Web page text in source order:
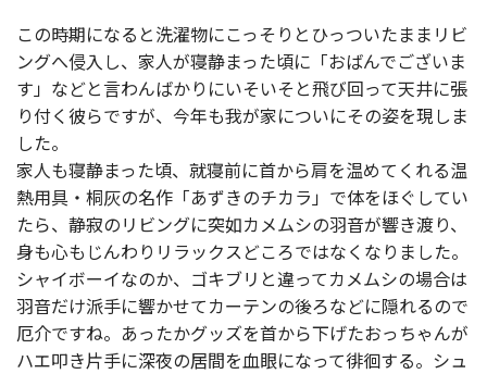
この時期になると洗濯物にこっそりとひっついたままリビ
ングへ侵入し、家人が寝静まった頃に「おばんでございま
す」などと言わんばかりにいそいそと飛び回って天井に張
り付く彼らですが、今年も我が家についにその姿を現しま
した。
家人も寝静まった頃、就寝前に首から肩を温めてくれる温
熱用具・桐灰の名作「あずきのチカラ」で体をほぐしてい
たら、静寂のリビングに突如カメムシの羽音が響き渡り、
身も心もじんわりリラックスどころではなくなりました。
シャイボーイなのか、ゴキブリと違ってカメムシの場合は
羽音だけ派手に響かせてカーテンの後ろなどに隠れるので
厄介ですね。あったかグッズを首から下げたおっちゃんが
ハエ叩き片手に深夜の居間を血眼になって徘徊する。シュ